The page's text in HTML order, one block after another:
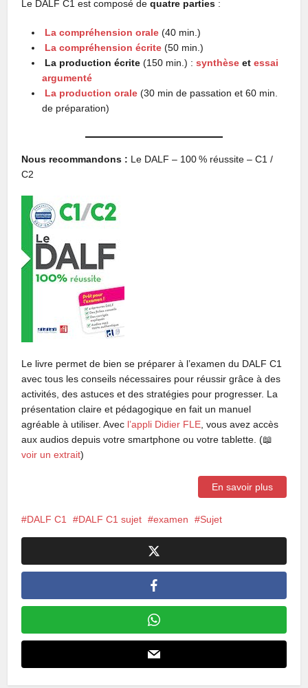
Le DALF C1 est composé dequatre parties :
La compréhension orale (40 min.)
La compréhension écrite (50 min.)
La production écrite(150 min.) : synthèse etessai
argumenté
La production orale(30 min de passation et 60 min.
de préparation)
Nous recommandons : Le DALF – 100 % réussite – C1 /
C2
Le livre permet de bien se préparer à l’examen du DALF C1
avec tous les conseils nécessaires pour réussir grâce à des
activités, des astuces et des stratégies pour progresser. La
présentation claire et pédagogique en fait un manuel
agréable à utiliser. Avec l’appli Didier FLE , vous avez accès
aux audios depuis votre smartphone ou votre tablette. (📖
voir un extrait)
En savoir plus
DALF C1 DALF C1 sujet examen Sujet